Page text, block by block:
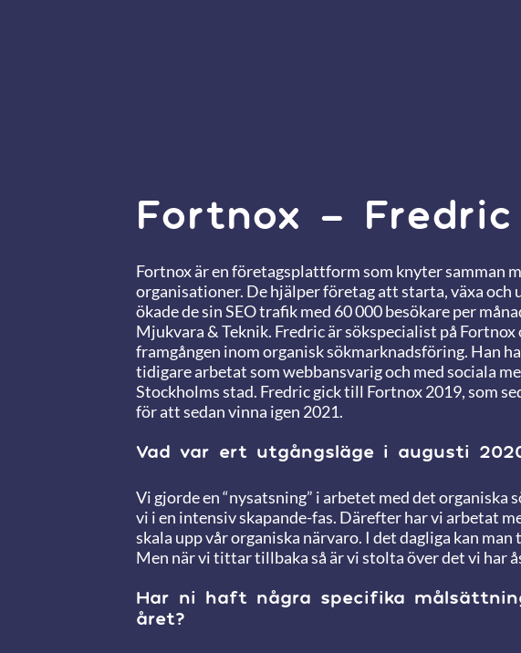
Fortnox –
Fortnox är en företagsplattform som knyter samman
organisationer. De hjälper företag att starta, växa och
ökade de sin SEO trafik med 60 000 besökare per
Mjukvara & Teknik. Fredric är sökspecialist på Fortnox
framgången inom organisk sökmarknadsföring. Han
tidigare arbetat som webbansvarig och med sociala
Stockholms stad. Fredric gick till Fortnox 2019, som
för att sedan vinna igen 2021.
Vad var ert utgångsläge i augusti
Vi gjorde en “nysatsning” i arbetet med det organiska
vi i en intensiv skapande-fas. Därefter har vi arbetat
skala upp vår organiska närvaro. I det dagliga kan
Men när vi tittar tillbaka så är vi stolta över det vi har
Har ni haft några specifika
året?